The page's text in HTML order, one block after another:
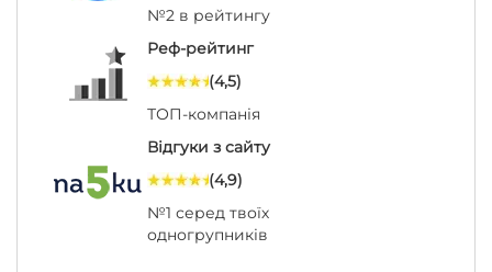
№2 в рейтингу
Реф-рейтинг
(4,5)
ТОП-компанія
Відгуки з сайту
(4,9)
№1 серед твоїх
одногрупників